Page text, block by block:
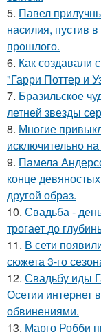
5. Павел
насилия, пустив
прошлого.
6. Как создавали
"Гарри Поттер и
7. Бразильское
летней звезды
8. Многие
исключительно на
9. Памела
конце
другой образ.
10. Свадьба -
трогает до
11. В сети
сюжета 3-го
12. Свадьбу иды
Осетии интернет
обвинениями.
13. Марго Робби